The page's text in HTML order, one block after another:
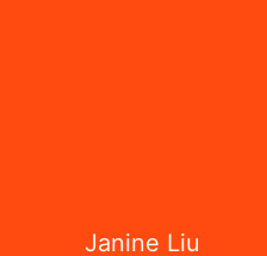
Janine Liu